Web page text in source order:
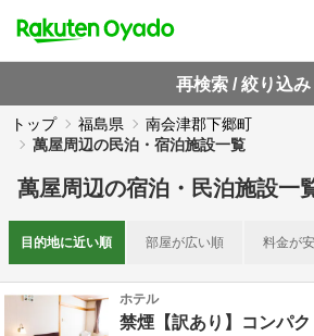
再検索 / 絞り込み
トップ 福島県
南会津郡下郷町
萬屋周辺の民泊・宿泊施設一覧
萬屋周辺の宿泊・民泊施設一
目的地に近い順 部屋が広い順 料金が
ホテル
禁煙【訳あり】コンパ